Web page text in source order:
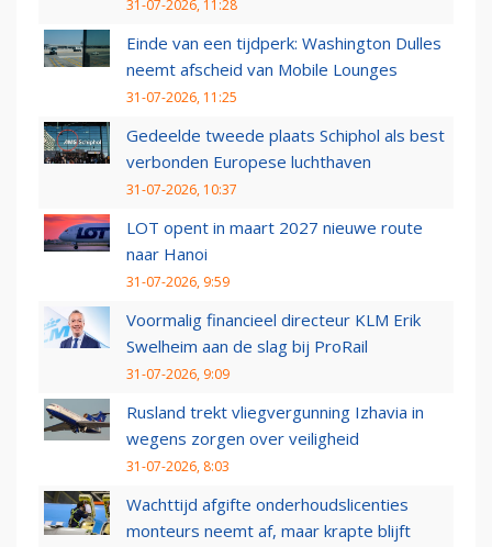
31-07-2026, 11:28
Einde van een tijdperk: Washington Dulles
neemt afscheid van Mobile Lounges
31-07-2026, 11:25
Gedeelde tweede plaats Schiphol als best
verbonden Europese luchthaven
31-07-2026, 10:37
LOT opent in maart 2027 nieuwe route
naar Hanoi
31-07-2026, 9:59
Voormalig financieel directeur KLM Erik
Swelheim aan de slag bij ProRail
31-07-2026, 9:09
Rusland trekt vliegvergunning Izhavia in
wegens zorgen over veiligheid
31-07-2026, 8:03
Wachttijd afgifte onderhoudslicenties
monteurs neemt af, maar krapte blijft